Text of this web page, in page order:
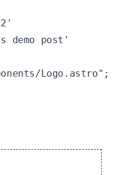
demo post'
Logo.astro";